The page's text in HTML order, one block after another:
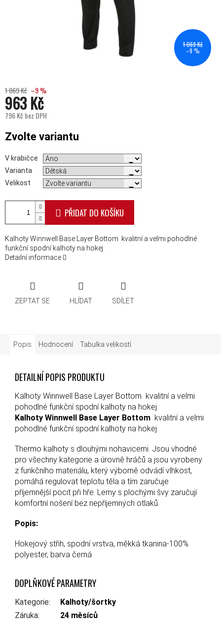
1 069 Kč
–9 %
1 069 Kč –9 %
963 Kč
796 Kč bez DPH
Zvolte variantu
V krabičce
Varianta
Velikost
PŘIDAT DO KOŠÍKU
Kalhoty Winnwell Base Layer Bottom kvalitní a velmi pohodlné
funkční spodní kalhoty na hokej.
Detailní informace
ZEPTAT SE HLÍDAT SDÍLET
Popis Hodnocení Tabulka velikostí
DETAILNÍ POPIS PRODUKTU
Kalhoty Winnwell Base Layer Bottom kvalitní a velmi
pohodlné funkční spodní kalhoty na hokej.
Kalhoty Winnwell Base Layer Bottom kvalitní a velmi
pohodlné funkční spodní kalhoty na hokej.
Thermo kalhoty s dlouhými nohavicemi. Jsou vhodné
pro všechny kategorie a úrovně hráčů a jsou vyrobeny
z funkčního materiálu, který výborně odvádí vlhkost,
pomáhá regulovat teplotu těla a tím zaručuje
příjemnější pocit při hře. Lemy s plochými švy zaručují
komfortní nošení bez nepříjemných otlaků.
Popis:
Hokejový střih, spodní vrstva, měkká tkanina-100%
polyester, barva černá
DOPLŇKOVÉ PARAMETRY
Kategorie:
Kalhoty/šortky
Záruka:
24 měsíců